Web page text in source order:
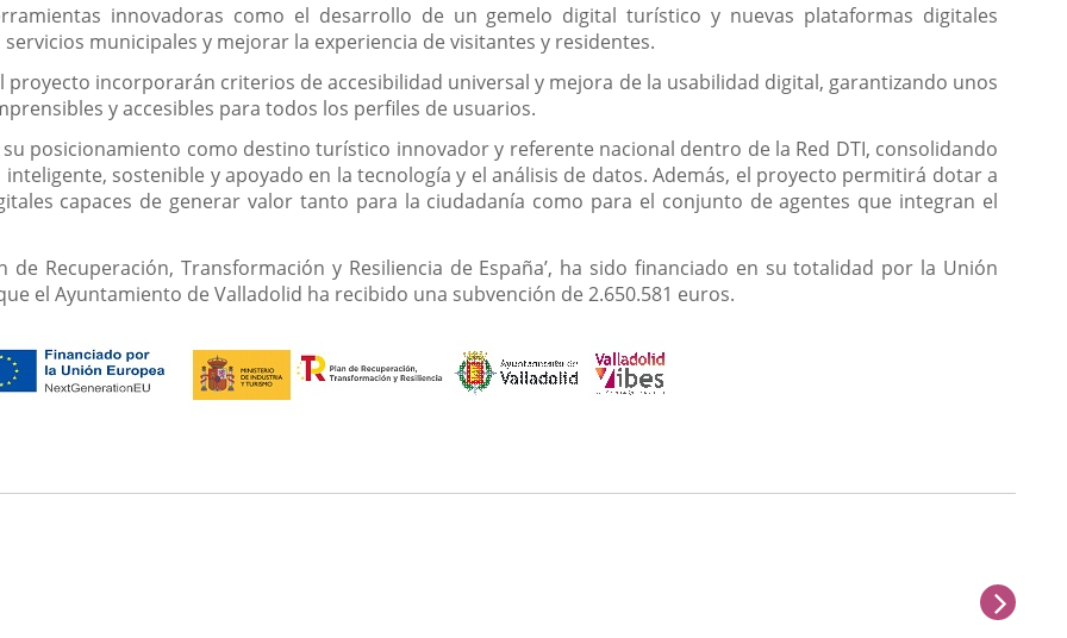
innovadoras como el desarrollo de un gemelo digital turístico y nuevas plataformas digitales
municipales y mejorar la experiencia de visitantes y residentes.
proyecto incorporarán criterios de accesibilidad universal y mejora de la usabilidad digital, garantizando unos
y accesibles para todos los perfiles de usuarios.
posicionamiento como destino turístico innovador y referente nacional dentro de la Red DTI, consolidando
sostenible y apoyado en la tecnología y el análisis de datos. Además, el proyecto permitirá dotar a
capaces de generar valor tanto para la ciudadanía como para el conjunto de agentes que integran el
de Recuperación, Transformación y Resiliencia de España’, ha sido financiado en su totalidad por la Unión
el Ayuntamiento de Valladolid ha recibido una subvención de 2.650.581 euros.